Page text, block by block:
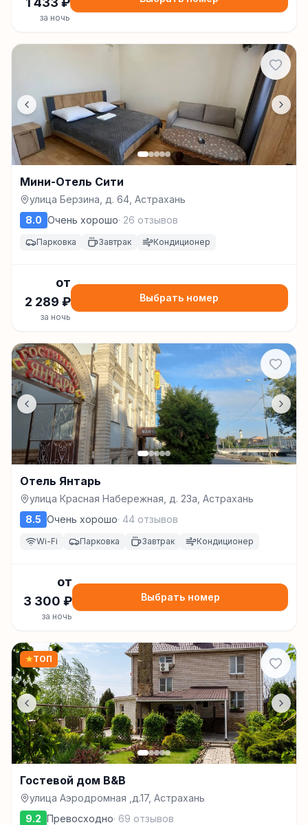
за ночь
Мини-Отель Сити
улица Берзина, д. 64, Астрахань
8.0 Очень хорошо· 26 отзывов
Парковка Завтрак Кондиционер
от
2 289 ₽
за ночь
Выбрать номер
Отель Янтарь
улица Красная Набережная, д. 23а, Астрахань
8.5 Очень хорошо· 44 отзывов
Wi-Fi Парковка Завтрак Кондиционер
от
3 300 ₽
за ночь
Выбрать номер
★ТОП
Гостевой дом B&B
улица Аэродромная ,д.17, Астрахань
9.2 Превосходно· 69 отзывов